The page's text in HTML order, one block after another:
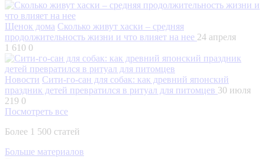
Щенок дома Сколько живут хаски – средняя
продолжительность жизни и что влияет на нее 24 апреля
1 610 0
Новости Сити-го-сан для собак: как древний японский
праздник детей превратился в ритуал для питомцев 30 июля
219 0
Посмотреть все
Более 1 500 статей
Больше материалов